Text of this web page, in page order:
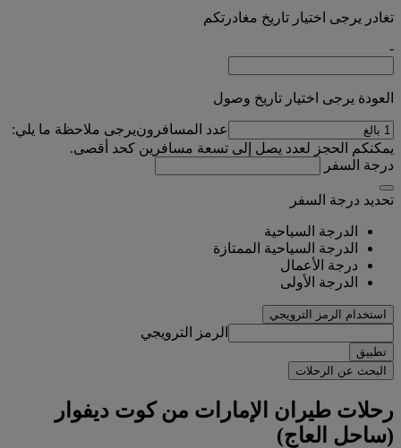
تغادر يرجى اختيار تاريخ مغادرتكم
-
العودة يرجى اختيار تاريخ وصول
عدد المسافرونيرجى ملاحظة ما يلي:
يمكنكم الحجز لعدد يصل إلى تسعة مسافرين كحد أقصى.
درجة السفر
تحديد درجة السفر
الدرجة السياحية
الدرجة السياحية الممتازة
درجة الأعمال
الدرجة الأولى
استخدام الرمز الترويجي
الرمز الترويجي
تطبيق
البحث عن الرحلات
رحلات طيران الإمارات من كوت ديفوار
(ساحل العاج)